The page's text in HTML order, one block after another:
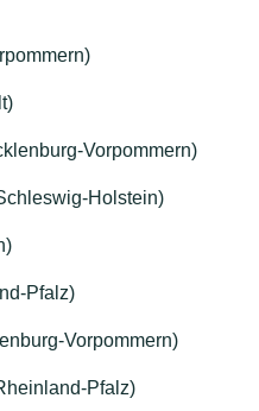
Vorpommern)
Holstein)
Pfalz)
Vorpommern)
Pfalz)